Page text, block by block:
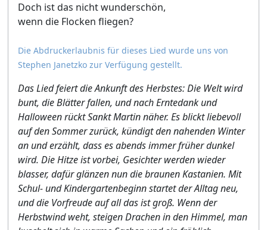
Doch ist das nicht wunderschön,
wenn die Flocken fliegen?
Die Abdruckerlaubnis für dieses Lied wurde uns von
Stephen Janetzko zur Verfügung gestellt.
Das Lied feiert die Ankunft des Herbstes: Die Welt wird
bunt, die Blätter fallen, und nach Erntedank und
Halloween rückt Sankt Martin näher. Es blickt liebevoll
auf den Sommer zurück, kündigt den nahenden Winter
an und erzählt, dass es abends immer früher dunkel
wird. Die Hitze ist vorbei, Gesichter werden wieder
blasser, dafür glänzen nun die braunen Kastanien. Mit
Schul- und Kindergartenbeginn startet der Alltag neu,
und die Vorfreude auf all das ist groß. Wenn der
Herbstwind weht, steigen Drachen in den Himmel, man